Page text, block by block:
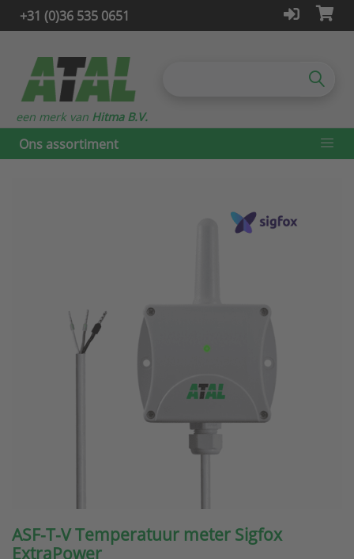
+31 (0)36 535 0651
Ons assortiment
een merk van Hitma B.V.
ASF-T-V Temperatuur meter Sigfox
ExtraPower